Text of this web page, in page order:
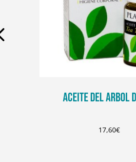
ACEITE DEL ARBOL
17,60€